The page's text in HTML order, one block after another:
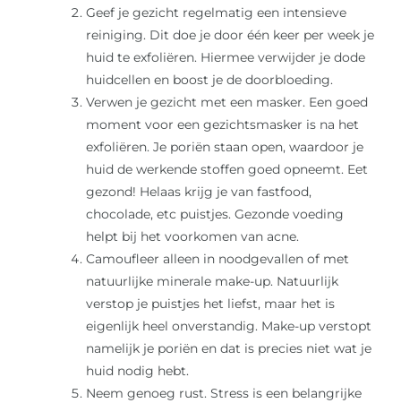
Geef je gezicht regelmatig een intensieve
reiniging. Dit doe je door één keer per week je
huid te exfoliëren. Hiermee verwijder je dode
huidcellen en boost je de doorbloeding.
Verwen je gezicht met een masker. Een goed
moment voor een gezichtsmasker is na het
exfoliëren. Je poriën staan open, waardoor je
huid de werkende stoffen goed opneemt. Eet
gezond! Helaas krijg je van fastfood,
chocolade, etc puistjes. Gezonde voeding
helpt bij het voorkomen van acne.
Camoufleer alleen in noodgevallen of met
natuurlijke minerale make-up. Natuurlijk
verstop je puistjes het liefst, maar het is
eigenlijk heel onverstandig. Make-up verstopt
namelijk je poriën en dat is precies niet wat je
huid nodig hebt.
Neem genoeg rust. Stress is een belangrijke